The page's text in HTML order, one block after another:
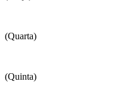
(Quarta)
(Quinta)